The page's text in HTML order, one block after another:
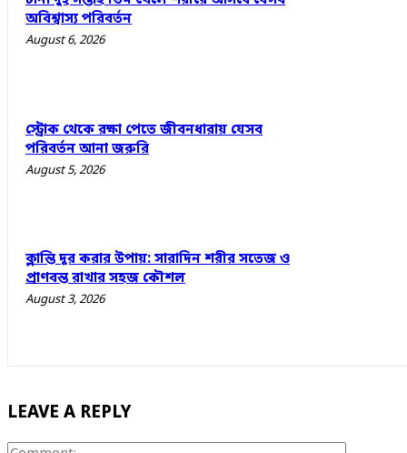
অবিশ্বাস্য পরিবর্তন
August 6, 2026
স্ট্রোক থেকে রক্ষা পেতে জীবনধারায় যেসব
পরিবর্তন আনা জরুরি
August 5, 2026
ক্লান্তি দূর করার উপায়: সারাদিন শরীর সতেজ ও
প্রাণবন্ত রাখার সহজ কৌশল
August 3, 2026
LEAVE A REPLY